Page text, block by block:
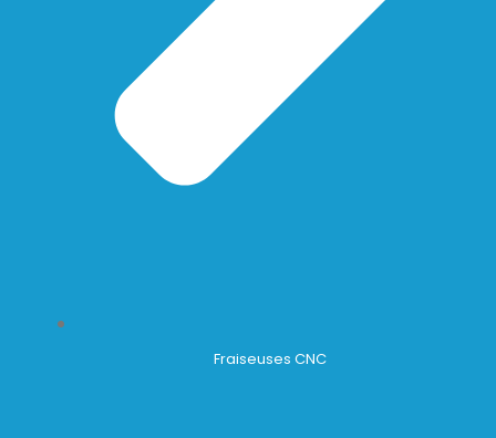
Fraiseuses CNC